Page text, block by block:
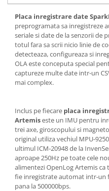
Generale
LED
Microcontrollere AVR
PCB - Placute Circuit
Rezistoare
Creion 3D 3Doodler
Imprimante 3D
3Doodler
Componente
Componente
Componente E3D
Filament Premium ABS 1.75
Placa inregistrare date
preprogramata sa inregistreze
seriale si date de la senzorii de
totul fara sa scrii nicio linie de
detecteaza, configureaza si
OLA este conceputa special
captureze multe date intr-un
mai complex.
Inclus pe fiecare placa
Artemiseste un IMU pentru
trei axe, giroscopului si
original utiliza vechiul MPU-
ultimul ICM-20948 de la
aproape 250Hz pe toate cele
alimentezi OpenLog Artemis
fie inregistrate automat intr-un
pana la 500000bps.